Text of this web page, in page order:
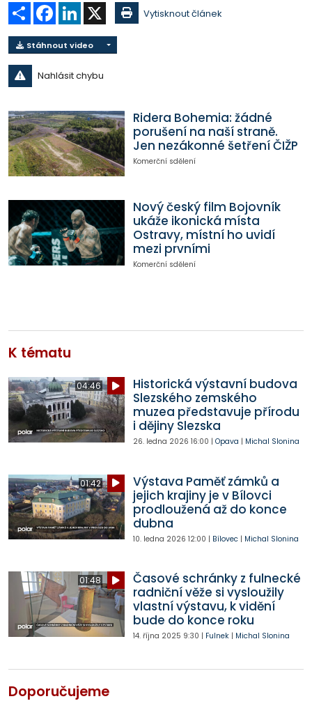
Sdílet Facebook
LinkedIn Vytisknout článek
Stáhnout video
Nahlásit chybu
Ridera Bohemia: žádné
porušení na naší straně.
Jen nezákonné šetření ČIŽP
Komerční sdělení
Nový český film Bojovník
ukáže ikonická místa
Ostravy, místní ho uvidí
mezi prvními
Komerční sdělení
K tématu
04:46
Historická výstavní budova
Slezského zemského
muzea představuje přírodu
i dějiny Slezska
26. ledna 2026 16:00 | Opava | Michal Slonina
01:42
Výstava Paměť zámků a
jejich krajiny je v Bílovci
prodloužená až do konce
dubna
10. ledna 2026 12:00 | Bílovec| Michal Slonina
01:48
Časové schránky z fulnecké
radniční věže si vysloužily
vlastní výstavu, k vidění
bude do konce roku
14. října 2025 9:30 | Fulnek| Michal Slonina
Doporučujeme